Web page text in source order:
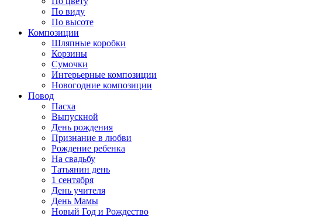
По виду
По высоте
Композиции
Шляпные коробки
Корзины
Сумочки
Интерьерные композиции
Новогодние композиции
Повод
Пасха
Выпускной
День рождения
Признание в любви
Рождение ребенка
На свадьбу
Татьянин день
1 сентября
День учителя
День Мамы
Новый Год и Рождество